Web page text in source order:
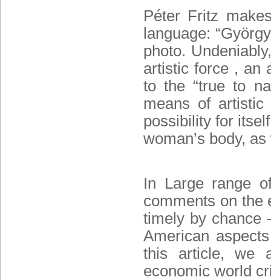
Péter Fritz
language:
photo.
artistic force , an
to the “true to
means of
possibility for
woman’s body,
In Large range
comments on the
timely by chance
American
this article, we
economic world